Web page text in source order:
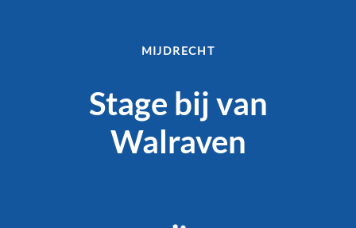
MIJDRECHT
Stage bij van
Walraven